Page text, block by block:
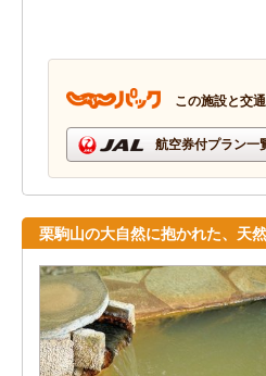
この施設と交
航空券付プラン一
栗駒山の大自然に抱かれた、天